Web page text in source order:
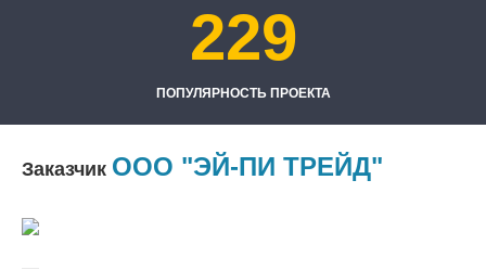
229
ПОПУЛЯРНОСТЬ ПРОЕКТА
Заказчик ООО "ЭЙ-ПИ ТРЕЙД"